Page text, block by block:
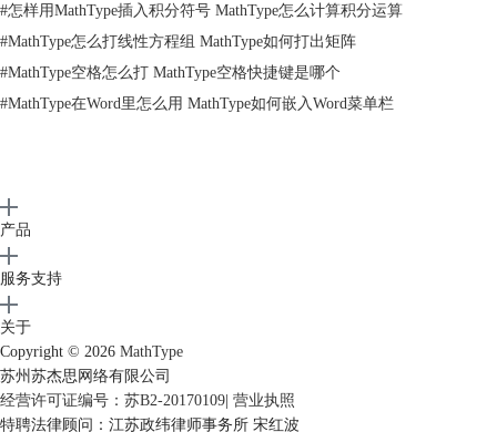
选择“编辑”——“插入符号”
2.在“插入符号”对话框中，将“查看”设置为“字体”——“Symbol”，范围
是“所有已知字符”，在符号面板中选择“除号”，点击“插入”——“关闭”即
#怎样用MathType插入积分符号 MathType怎么计算积分运算
#MathType怎么打线性方程组 MathType如何打出矩阵
#MathType空格怎么打 MathType空格快捷键是哪个
#MathType在Word里怎么用 MathType如何嵌入Word菜单栏
产品
服务支持
关于
Copyright © 2026 MathType
苏州苏杰思网络有限公司
经营许可证编号：苏B2-20170109 营业执照
特聘法律顾问：江苏政纬律师事务所 宋红波